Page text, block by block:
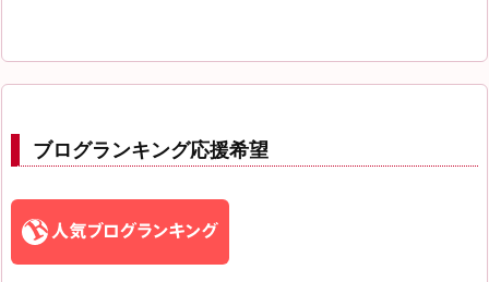
ブログランキング応援希望